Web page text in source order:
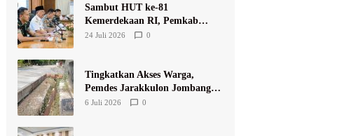
Sambut HUT ke-81
Kemerdekaan RI, Pemkab
Jombang Matangkan
24 Juli 2026 0
Tingkatkan Akses Warga,
Pemdes Jarakkulon Jombang
Bangun Jalan Lingkungan
6 Juli 2026 0